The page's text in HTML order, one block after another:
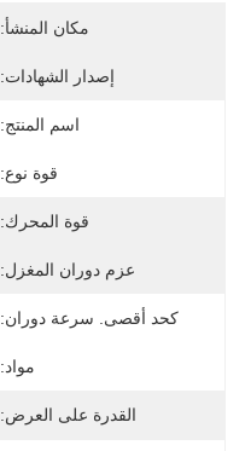
مكان المنشأ:
إصدار الشهادات:
اسم المنتج:
قوة نوع:
قوة المحرك:
عزم دوران المغزل:
كحد أقصى. سرعة دوران:
مواد:
القدرة على العرض: